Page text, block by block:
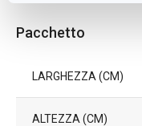
Pacchetto
LARGHEZZA (CM)
ALTEZZA (CM)